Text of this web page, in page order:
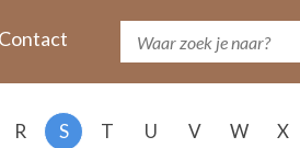
Contact
R S T U V W X